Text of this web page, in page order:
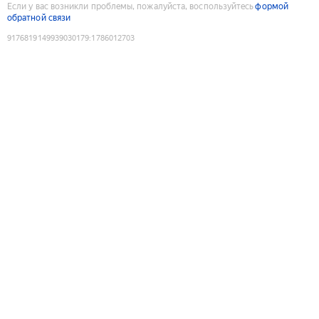
Если у вас возникли проблемы, пожалуйста, воспользуйтесьформой
обратной связи
9176819149939030179:1786012703